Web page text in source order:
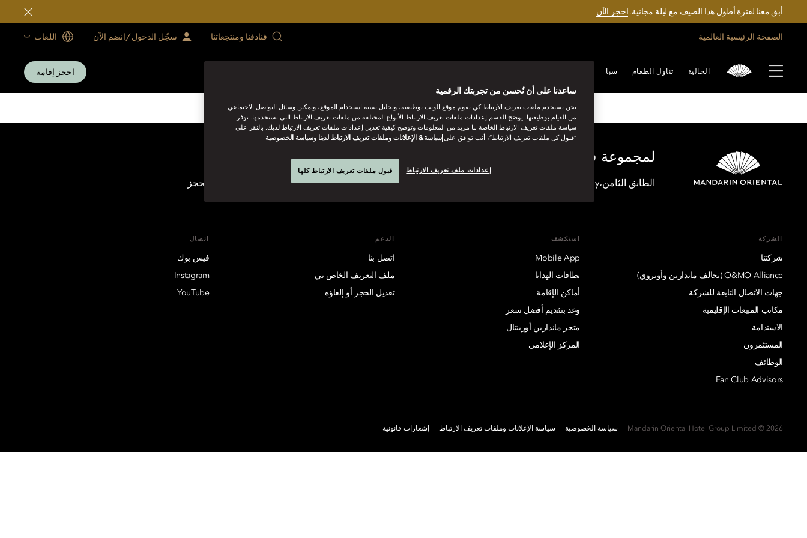
أبق معنا لفترة أطول هذا الصيف مع ليلة مجانية.احجز الآن
الصفحة الرئيسية العالمية فنادقنا ومنتجعاتنا سجّل الدخول/انضم الآن اللغات
الحالية تناول الطعام سبا احجز إقامة VILLA TUSCANY
لمجموعة فنادق ماندارين أورينتال
الطابق الثامن،One Island East, Taikoo Place 18 Westlands Road, Quarry Bay, هونغ كونغ عرض الأرقام المجانية للحجز
الشركة
شركتنا
O&MO Alliance (تحالف ماندارين وأوبروي)
جهات الاتصال التابعة للشركة
مكاتب المبيعات الإقليمية
الاستدامة
المستثمرون
الوظائف
Fan Club Advisors
استكشف
Mobile App
بطاقات الهدايا
أماكن الإقامة
وعد بتقديم أفضل سعر
متجر ماندارين أورينتال
المركز الإعلامي
الدعم
اتصل بنا
ملف التعريف الخاص بي
تعديل الحجز أو إلغاؤه
اتصال
فيس بوك
Instagram
YouTube
2026 © Mandarin Oriental Hotel Group Limited سياسة الخصوصية سياسة الإعلانات وملفات تعريف الارتباط إشعارات قانونية
ساعدنا على أن نُحسن من تجربتك الرقمية
نحن نستخدم ملفات تعريف الارتباط كي يقوم موقع الويب بوظيفته، وتحليل نسبة استخدام الموقع، وتمكين وسائل التواصل الاجتماعي
من القيام بوظيفتها. يوضح القسم إعدادات ملفات تعريف الارتباط الأنواع المختلفة من ملفات تعريف الارتباط التي نستخدمها. توفر
سياسة ملفات تعريف الارتباط الخاصة بنا مزيد من المعلومات وتوضح كيفية تعديل إعدادات ملفات تعريف الارتباط لديك. بالنقر على
“قبول كل ملفات تعريف الارتباط”، أنت توافق على سياسة& الإعلانات وملفات تعريف الارتباط لدينا وسياسة الخصوصية
إعدادات ملف تعريف الارتباط قبول ملفات تعريف الارتباط كلها